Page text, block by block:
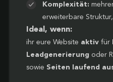
Komplexität:
erweiterbare
Ideal, wenn:
ihr eure Website aktiv für
Leadgenerierung oder
sowie Seiten laufend